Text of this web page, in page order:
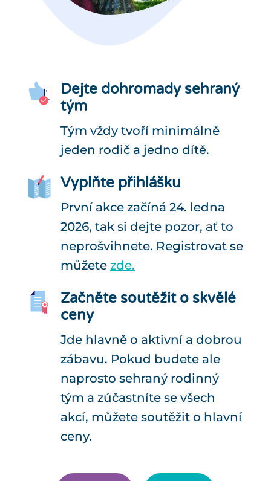
Dejte dohromady sehraný
tým
Tým vždy tvoří minimálně
jeden rodič a jedno dítě.
Vyplňte přihlášku
První akce začíná 24. ledna
2026, tak si dejte pozor, ať to
neprošvihnete. Registrovat se
můžete zde.
Začněte soutěžit o skvělé
ceny
Jde hlavně o aktivní a dobrou
zábavu. Pokud budete ale
naprosto sehraný rodinný
tým a zúčastníte se všech
akcí, můžete soutěžit o hlavní
ceny.